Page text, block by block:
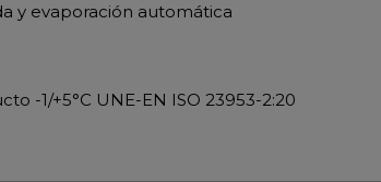
y evaporación automática
-1/+5°C UNE-EN ISO 23953-2:20